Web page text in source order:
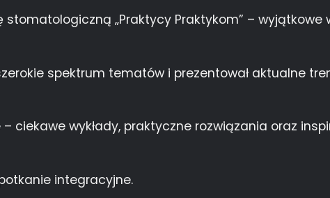
„Praktycy Praktykom” – wyjątkowe
spektrum tematów i prezentował aktualne
ciekawe wykłady, praktyczne rozwiązania oraz
integracyjne.